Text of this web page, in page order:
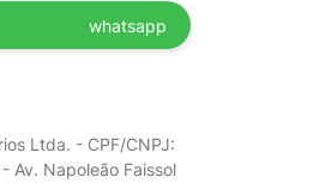
whatsapp
Ltda. - CPF/CNPJ:
Av. Napoleão Faissol